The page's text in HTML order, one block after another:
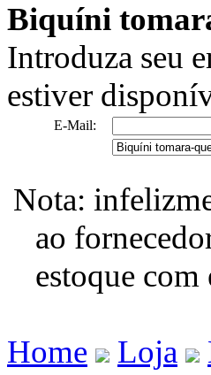
Biquíni
Introduza seu
estiver
E-Mail:
Nota:
ao
estoque com
Home
Loja